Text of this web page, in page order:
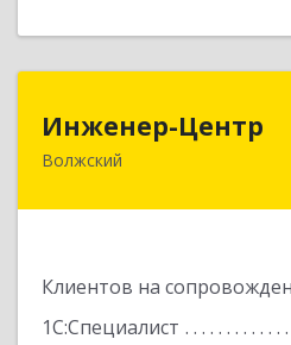
Инженер-Центр
Волжский
Клиентов на
1С:Специалист
404120,